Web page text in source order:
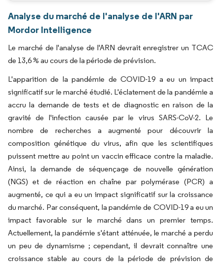
Analyse du marché de l'analyse de l'ARN par
Mordor Intelligence
Le marché de l'analyse de l'ARN devrait enregistrer un TCAC
de 13,6 % au cours de la période de prévision.
L'apparition de la pandémie de COVID-19 a eu un impact
significatif sur le marché étudié. L'éclatement de la pandémie a
accru la demande de tests et de diagnostic en raison de la
gravité de l'infection causée par le virus SARS-CoV-2. Le
nombre de recherches a augmenté pour découvrir la
composition génétique du virus, afin que les scientifiques
puissent mettre au point un vaccin efficace contre la maladie.
Ainsi, la demande de séquençage de nouvelle génération
(NGS) et de réaction en chaîne par polymérase (PCR) a
augmenté, ce qui a eu un impact significatif sur la croissance
du marché. Par conséquent, la pandémie de COVID-19 a eu un
impact favorable sur le marché dans un premier temps.
Actuellement, la pandémie s'étant atténuée, le marché a perdu
un peu de dynamisme ; cependant, il devrait connaître une
croissance stable au cours de la période de prévision de